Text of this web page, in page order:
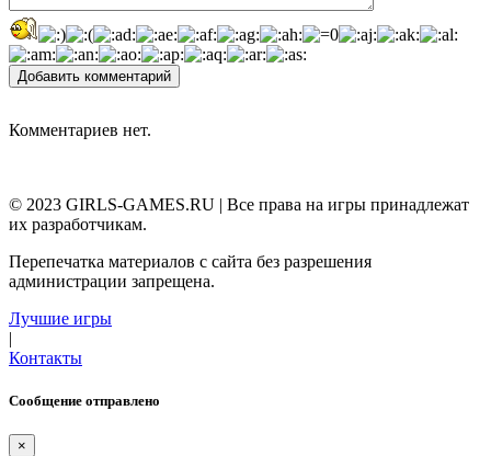
Добавить комментарий
Комментариев нет.
© 2023 GIRLS-GAMES.RU | Все права на игры принадлежат
их разработчикам.
Перепечатка материалов с сайта без разрешения
администрации запрещена.
Лучшие игры
|
Контакты
Сообщение отправлено
×